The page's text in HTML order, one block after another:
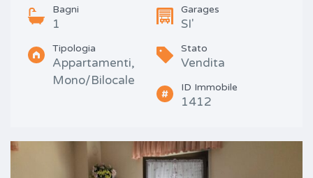
Bagni
1
Garages
SI'
Tipologia
Appartamenti,
Mono/Bilocale
Stato
Vendita
ID Immobile
1412